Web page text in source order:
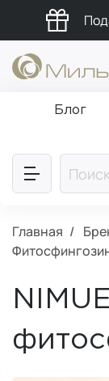
Блог
Главная